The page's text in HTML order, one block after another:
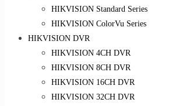
HIKVISION Standard Series
HIKVISION ColorVu Series
HIKVISION DVR
HIKVISION 4CH DVR
HIKVISION 8CH DVR
HIKVISION 16CH DVR
HIKVISION 32CH DVR